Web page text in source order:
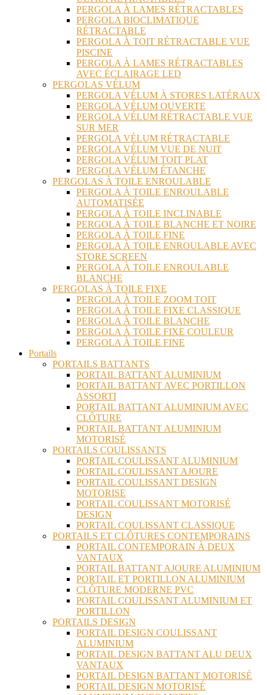
PERGOLA À LAMES RÉTRACTABLES
PERGOLA BIOCLIMATIQUE
RÉTRACTABLE
PERGOLA À TOIT RÉTRACTABLE VUE
PISCINE
PERGOLA À LAMES RÉTRACTABLES
AVEC ÉCLAIRAGE LED
PERGOLAS VÉLUM
PERGOLA VÉLUM À STORES LATÉRAUX
PERGOLA VÉLUM OUVERTE
PERGOLA VÉLUM RÉTRACTABLE VUE
SUR MER
PERGOLA VÉLUM RÉTRACTABLE
PERGOLA VÉLUM VUE DE NUIT
PERGOLA VÉLUM TOIT PLAT
PERGOLA VÉLUM ÉTANCHE
PERGOLAS À TOILE ENROULABLE
PERGOLA À TOILE ENROULABLE
AUTOMATISÉE
PERGOLA À TOILE INCLINABLE
PERGOLA À TOILE BLANCHE ET NOIRE
PERGOLA À TOILE FINE
PERGOLA À TOILE ENROULABLE AVEC
STORE SCREEN
PERGOLA À TOILE ENROULABLE
BLANCHE
PERGOLAS À TOILE FIXE
PERGOLA À TOILE ZOOM TOIT
PERGOLA À TOILE FIXE CLASSIQUE
PERGOLA À TOILE BLANCHE
PERGOLA À TOILE FIXE COULEUR
PERGOLA À TOILE FINE
Portails
PORTAILS BATTANTS
PORTAIL BATTANT ALUMINIUM
PORTAIL BATTANT AVEC PORTILLON
ASSORTI
PORTAIL BATTANT ALUMINIUM AVEC
CLÔTURE
PORTAIL BATTANT ALUMINIUM
MOTORISÉ
PORTAILS COULISSANTS
PORTAIL COULISSANT ALUMINIUM
PORTAIL COULISSANT AJOURE
PORTAIL COULISSANT DESIGN
MOTORISE
PORTAIL COULISSANT MOTORISÉ
DESIGN
PORTAIL COULISSANT CLASSIQUE
PORTAILS ET CLÔTURES CONTEMPORAINS
PORTAIL CONTEMPORAIN À DEUX
VANTAUX
PORTAIL BATTANT AJOURE ALUMINIUM
PORTAIL ET PORTILLON ALUMINIUM
CLÔTURE MODERNE PVC
PORTAIL COULISSANT ALUMINIUM ET
PORTILLON
PORTAILS DESIGN
PORTAIL DESIGN COULISSANT
ALUMINIUM
PORTAIL DESIGN BATTANT ALU DEUX
VANTAUX
PORTAIL DESIGN BATTANT MOTORISÉ
PORTAIL DESIGN MOTORISÉ